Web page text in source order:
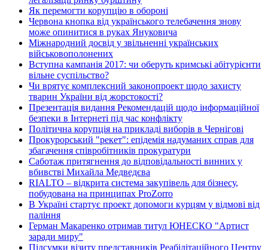
Як перемогти корупцію в обороні
Червона кнопка від українського телебачення знову
може опинитися в руках Януковича
Міжнародний досвід у звільненні українських
військовополонених
Вступна кампанія 2017: чи оберуть кримські абітурієнти
вільне суспільство?
Чи врятує комплексний законопроект щодо захисту
тварин України від жорстокості?
Презентація видання Рекомендацій щодо інформаційної
безпеки в Інтернеті під час конфлікту
Політична корупція на прикладі виборів в Чернігові
Прокурорський "рекет": епідемія надуманих справ для
збагачення співробітників прокуратури
Саботаж притягнення до відповідальності винних у
вбивстві Михайла Медведєва
RIALTO – відкрита система закупівель для бізнесу,
побудована на принципах ProZorro
В Україні стартує проект допомоги курцям у відмові від
паління
Герман Макаренко отримав титул ЮНЕСКО "Артист
заради миру"
Підсумки візиту представників Реабілітаційного Центру